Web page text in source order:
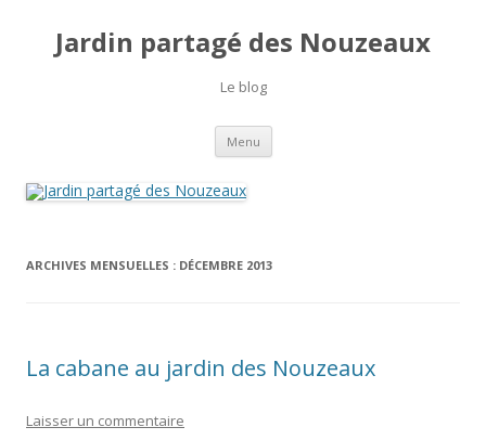
Jardin partagé des Nouzeaux
Le blog
Menu Aller
contenu
ARCHIVES MENSUELLES : DÉCEMBRE 2013
La cabane au jardin des Nouzeaux
Laisser un commentaire